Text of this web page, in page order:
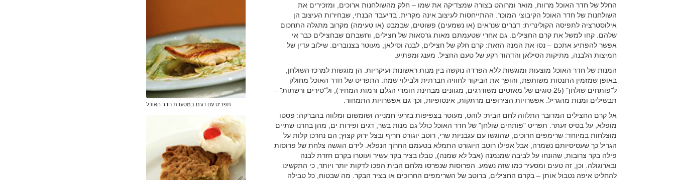
החלל של חדר האוכל מרווח, מואר ומרוהט בצורה שמצדיקה את שמו – חלק מהשולחנות ארוכים, ומזכירים את
השולחנות של חדר האוכל הקיבוצי המוכר. ההתייחסות לעיצוב אינה מקרית. בדיעבד הבנתי, שבחירות העיצוב הן
אילוסטרציה לתפיסה הקולינרית: דברים שנראים (או נשמעים) פשוטים, שבמבט (או טעימה) מקרוב מתגלה התחכום
שלהם. קחו למשל את קרם החצילים. גם אחרי שטעמתם מאות גרסאות של חצילים, וחשבתם שבחצילים כבר אי
אפשר להפתיע אתכם – נסו את המנה הזאת: קרם חלק של חצילים, לבנה וסילאן, מעוטר בצנוברים. שילוב עדין של
חמיצות הלבנה, מתיקות הסילאן והדהוד רקע של טעם החציל. מענג ומפתיע.
המנות של חדר האוכל מוצעות ומוגשות ללא הפרדה נוקשה בין מנות ראשונות ועיקריות. הן מוגשות למרכז השולחן,
באופן שמזמין התנסות משותפת, והופך את הביקור לחוויה חברתית ולבילוי שמח. התפריט של חדר האוכל מחולק
ל"פותחים שולחן" (25 סוגים של מאזטים משודרגים, מגוונים מבחינת חומרי הגלם ורמות המחיר), ול"סירים ורשתות" -
תבשילים ומנות מהגריל. אפשרויות הצירופים מרתקות, אינסופיות, וכך גם אפשרויות התמחור.
אל קרם החצילים המדובר התלווה לחם הבית: לוהט, מעוטר בצפיפות בזרעי חמנייה ושומשום ומלווה בהברקה: פסטו
מופלא, על בסיס זעתר. תפריט "פותחים שולחן" של חדר האוכל כולל גם מנות בשר, דגים ופירות ים, מהן בחרנו שתיים
מוצלחות במיוחד: שרימפים חרוכים, שהוגשו עם עגבניות שרי, רוטב יוגורט חריף ובצל ירוק קצוץ; הם נחרכו קלות על
הגריל כך שעסיסיותם נשמרה, אבל אפילו רוטב היוגורט התמלא בטעמם החרוך הנפלא. לידם הוגשה צלחת של פרוסות
פילה בקר צרובות, שהונחו על לביבה שמנמנה (אבל לא שמנה), טבלו בציר בקר עשיר ועוטרו בקרם חזרת לבנה
ובארוגולה. וכן, זה טעים ומסעיר כמו שזה נשמע. הפרוסות שנפרסו מלחם הבית הפכו לדקות יותר ויותר, כי התקשינו
להחליט איפה נטבול אותן – בקרם החצילים, ברוטב של השרימפים החרוכים או בציר הבקר. מה שבטוח, כל טבילה
תפריט עם דגים במסעדת חדר האוכל